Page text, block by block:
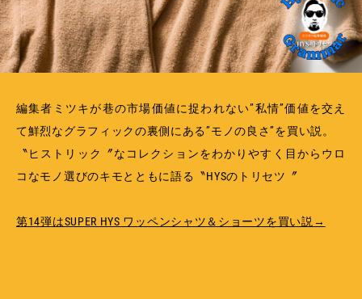
編集者ミツキが巷の市場価値に捉われない”私情”価値を交え
て鮮烈なグラフィックの裏側にある”モノの良さ”を買い説。
〝ヒストリック〞なコレクションをわかりやすく目からウロ
コなモノ選びのキモとともに語る〝HYSのトリセツ〞
第14弾はSUPER HYS ワッペンシャツ＆ショーツを買い説→